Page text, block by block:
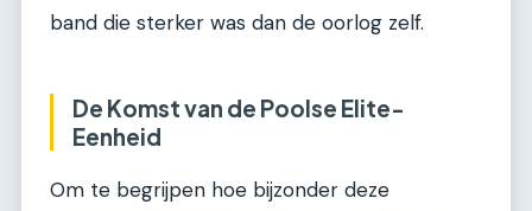
band die sterker was dan de oorlog zelf.
De Komst van de Poolse Elite-
Eenheid
Om te begrijpen hoe bijzonder deze